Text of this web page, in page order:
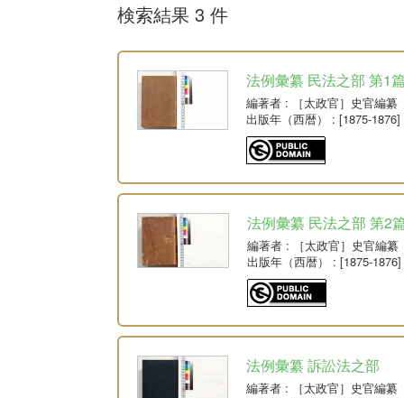
検索結果 3 件
法例彙纂 民法之部 第1
編著者 : ［太政官］史官編纂
出版年（西暦）
: [1875-1876]
法例彙纂 民法之部 第2
編著者 : ［太政官］史官編纂
出版年（西暦）
: [1875-1876]
法例彙纂 訴訟法之部
編著者 : ［太政官］史官編纂